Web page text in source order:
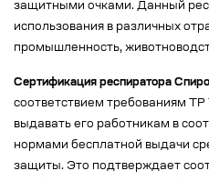
защитными очками. Данный
использования в различных
промышленность,
Сертификация респиратора
соответствием требованиям ТР
выдавать его работникам в
нормами бесплатной выдачи
защиты. Это подтверждает